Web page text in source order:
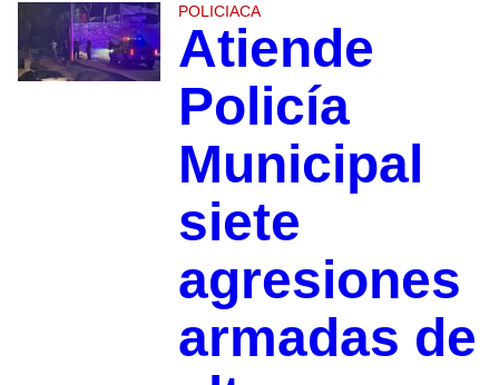
POLICIACA
Atiende
Policía
Municipal
siete
agresiones
armadas de